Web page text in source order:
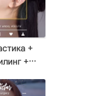
+
+
Park